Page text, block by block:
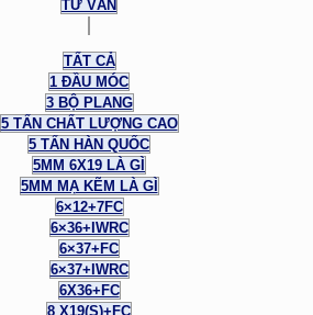
TƯ VẤN
TẤT CẢ
1 ĐẦU MÓC
3 BỘ PLANG
5 TẤN CHẤT LƯỢNG CAO
5 TẤN HÀN QUỐC
5MM 6X19 LÀ GÌ
5MM MẠ KẼM LÀ GÌ
6×12+7FC
6×36+IWRC
6×37+FC
6×37+IWRC
6X36+FC
8 X19(S)+FC